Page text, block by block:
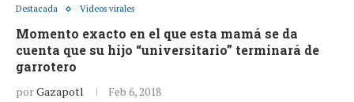
Destacada Videos virales
Momento exacto en el que esta mamá se da
cuenta que su hijo “universitario” terminará de
garrotero
porGazapotl Feb 6, 2018